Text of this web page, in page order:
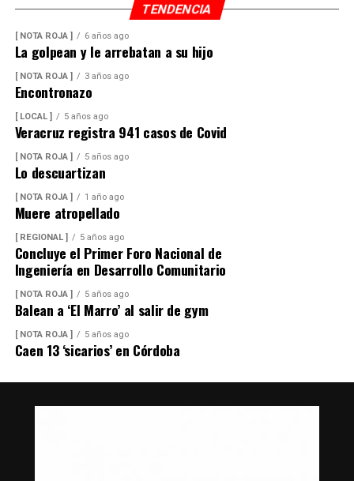
TENDENCIA
[ NOTA ROJA ] 6 años ago
La golpean y le arrebatan a su hijo
[ NOTA ROJA ] 3 años ago
Encontronazo
[ LOCAL ] 5 años ago
Veracruz registra 941 casos de Covid
[ NOTA ROJA ] 5 años ago
Lo descuartizan
[ NOTA ROJA ] 1 año ago
Muere atropellado
[ REGIONAL ] 5 años ago
Concluye el Primer Foro Nacional de
Ingeniería en Desarrollo Comunitario
[ NOTA ROJA ] 5 años ago
Balean a ‘El Marro’ al salir de gym
[ NOTA ROJA ] 5 años ago
Caen 13 ‘sicarios’ en Córdoba